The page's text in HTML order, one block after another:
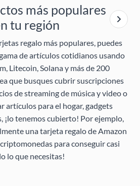
más populares
tu región
regalo más populares, puedes
de artículos cotidianos usando
Litecoin, Solana y más de 200
que busques cubrir suscripciones
de streaming de música y video o
artículos para el hogar, gadgets
¡lo tenemos cubierto! Por ejemplo,
una tarjeta regalo de Amazon
para conseguir casi
lo que necesitas!